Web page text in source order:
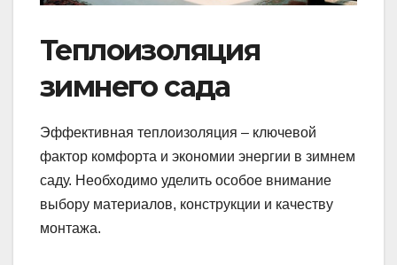
Теплоизоляция
зимнего сада
Эффективная теплоизоляция – ключевой
фактор комфорта и экономии энергии в зимнем
саду. Необходимо уделить особое внимание
выбору материалов, конструкции и качеству
монтажа.